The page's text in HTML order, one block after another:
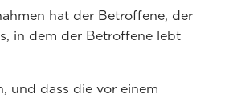
hat der Betroffene, der
in dem der Betroffene lebt
und dass die vor einem